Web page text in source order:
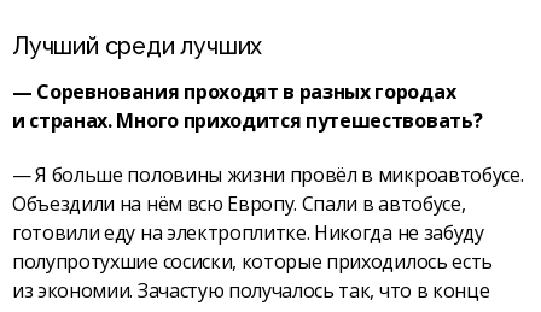
Лучший среди лучших
— Соревнования проходят в разных городах
и странах. Много приходится путешествовать?
— Я больше половины жизни провёл в микроавтобусе.
Объездили на нём всю Европу. Спали в автобусе,
готовили еду на электроплитке. Никогда не забуду
полупротухшие сосиски, которые приходилось есть
из экономии. Зачастую получалось так, что в конце